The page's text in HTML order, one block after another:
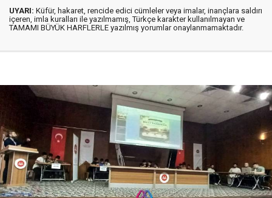
UYARI: Küfür, hakaret, rencide edici cümleler veya imalar, inançlara saldırı
içeren, imla kuralları ile yazılmamış, Türkçe karakter kullanılmayan ve
TAMAMI BÜYÜK HARFLERLE yazılmış yorumlar onaylanmamaktadır.